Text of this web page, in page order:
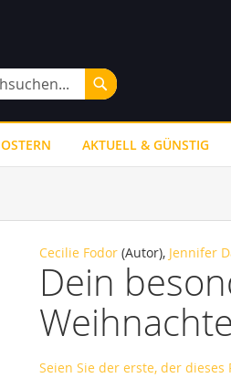
Suche
OSTERN AKTUELL & GÜNSTIG
Cecilie Fodor (Autor), Jennifer
Dein
Seien Sie der erste, der